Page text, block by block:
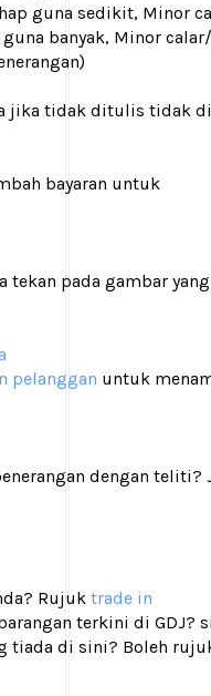
guna sedikit, Minor
guna banyak, Minor
jika tidak ditulis tidak
bayaran untuk
tekan pada gambar
pelanggan untuk
dengan
Rujuk trade in
terkini di GDJ?
tiada di sini? Boleh